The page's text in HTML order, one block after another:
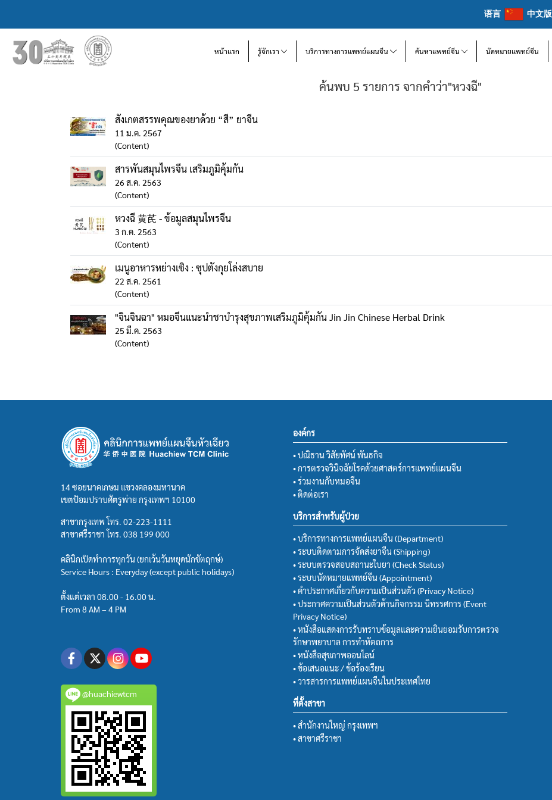
语言 中文版
หน้าแรก รู้จักเรา บริการทางการแพทย์แผนจีน ค้นหาแพทย์จีน นัดหมายแพทย์จีน
ค้นพบ 5 รายการ จากคำว่า"หวงฉี"
สังเกตสรรพคุณของยาด้วย “สี” ยาจีน
11 ม.ค. 2567
(Content)
สารพันสมุนไพรจีน เสริมภูมิคุ้มกัน
26 ส.ค. 2563
(Content)
หวงฉี 黄芪 - ข้อมูลสมุนไพรจีน
3 ก.ค. 2563
(Content)
เมนูอาหารหย่างเซิง : ซุปตังกุยโล่งสบาย
22 ส.ค. 2561
(Content)
"จินจินฉา" หมอจีนแนะนำชาบำรุงสุขภาพเสริมภูมิคุ้มกัน Jin Jin Chinese Herbal Drink
25 มี.ค. 2563
(Content)
14 ซอยนาคเกษม แขวงคลองมหานาค
เขตป้อมปราบศัตรูพ่าย กรุงเทพฯ 10100
สาขากรุงเทพ โทร. 02-223-1111
สาขาศรีราชา โทร. 038 199 000
คลินิกเปิดทำการทุกวัน (ยกเว้นวันหยุดนักขัตฤกษ์)
Service Hours : Everyday (except public holidays)
ตั้งแต่เวลา 08.00 - 16.00 น.
From 8 AM – 4 PM
@huachiewtcm
องค์กร
• ปณิธาน วิสัยทัศน์ พันธกิจ
• การตรวจวินิจฉัยโรคด้วยศาสตร์การแพทย์แผนจีน
• ร่วมงานกับหมอจีน
• ติดต่อเรา
บริการสำหรับผู้ป่วย
• บริการทางการแพทย์แผนจีน (Department)
• ระบบติดตามการจัดส่งยาจีน (Shipping)
• ระบบตรวจสอบสถานะใบยา (Check Status)
• ระบบนัดหมายแพทย์จีน (Appointment)
• คำประกาศเกี่ยวกับความเป็นส่วนตัว (Privacy Notice)
• ประกาศความเป็นส่วนตัวด้านกิจกรรม นิทรรศการ (Event
Privacy Notice)
• หนังสือแสดงการรับทราบข้อมูลและความยินยอมรับการตรวจ
รักษาพยาบาล การทำหัตถการ
• หนังสือสุขภาพออนไลน์
• ข้อเสนอแนะ / ข้อร้องเรียน
• วารสารการแพทย์แผนจีนในประเทศไทย
ที่ตั้งสาขา
• สำนักงานใหญ่ กรุงเทพฯ
• สาขาศรีราชา